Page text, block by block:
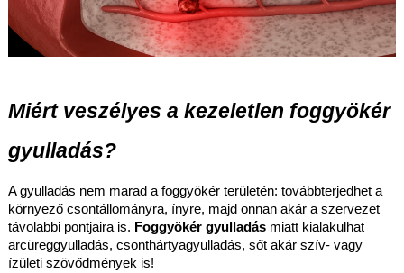
Miért veszélyes a kezeletlen foggyökér
gyulladás?
A gyulladás nem marad a foggyökér területén: továbbterjedhet a
környező csontállományra, ínyre, majd onnan akár a szervezet
távolabbi pontjaira is. Foggyökér gyulladásmiatt kialakulhat
arcüreggyulladás, csonthártyagyulladás, sőt akár szív- vagy
ízületi szövődmények is!